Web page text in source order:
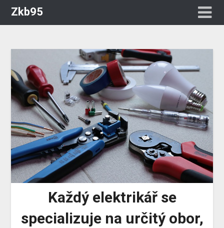
Zkb95
Každý elektrikář se
specializuje na určitý obor,